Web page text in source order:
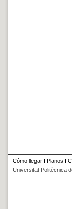
Cómo llegar I Planos I
Universitat Politècnica